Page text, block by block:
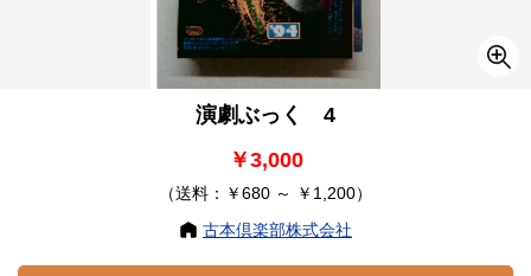
演劇ぶっく 4
￥3,000
（送料：￥680 ～ ￥1,200）
古本倶楽部株式会社